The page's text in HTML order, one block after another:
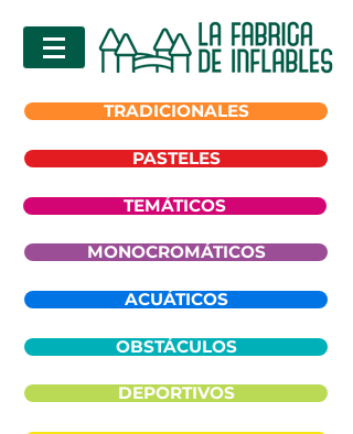
TRADICIONALES
PASTELES
TEMÁTICOS
MONOCROMÁTICOS
ACUÁTICOS
OBSTÁCULOS
DEPORTIVOS